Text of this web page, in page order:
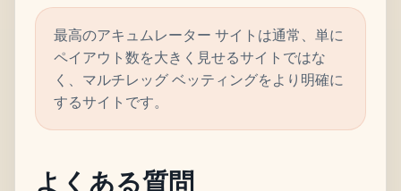
最高のアキュムレーター サイトは通常、単に
ペイアウト数を大きく見せるサイトではな
く、マルチレッグ ベッティングをより明確に
するサイトです。
よくある質問